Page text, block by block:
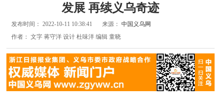
发展 再续义乌奇迹
发布时间：2022-10-11 10:38:41 来源：中国义乌网
作者：文字 蒋守洋 设计 杜味洋 编辑 童晓